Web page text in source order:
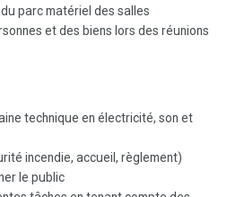
parc matériel des salles
et des biens lors des réunions
technique en électricité, son et
incendie, accueil, règlement)
le public